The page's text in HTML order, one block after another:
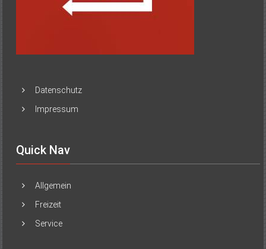
Datenschutz
Impressum
Quick Nav
Allgemein
Freizeit
Service